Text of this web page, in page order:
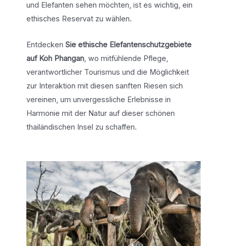
und Elefanten sehen möchten, ist es wichtig, ein
ethisches Reservat zu wählen.
Entdecken Sie ethische Elefantenschutzgebiete
auf Koh Phangan, wo mitfühlende Pflege,
verantwortlicher Tourismus und die Möglichkeit
zur Interaktion mit diesen sanften Riesen sich
vereinen, um unvergessliche Erlebnisse in
Harmonie mit der Natur auf dieser schönen
thailändischen Insel zu schaffen.